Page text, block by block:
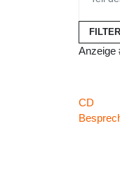
FILTER
Anzeige
CD